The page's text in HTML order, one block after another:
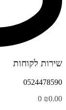
שירות לקוחות
0524478590
₪0.00
0